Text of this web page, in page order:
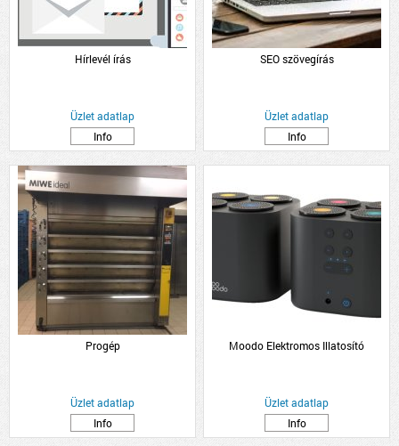
Hírlevél írás
Üzlet adatlap
Info
SEO szövegírás
Üzlet adatlap
Info
Progép
Üzlet adatlap
Info
Moodo Elektromos Illatosító
Üzlet adatlap
Info